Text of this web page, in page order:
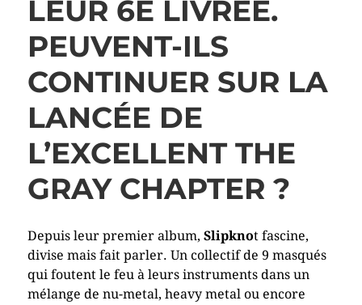
LEUR 6E LIVRÉE.
PEUVENT-ILS
CONTINUER SUR LA
LANCÉE DE
L’EXCELLENT THE
GRAY CHAPTER ?
Depuis leur premier album, Slipknot fascine,
divise mais fait parler. Un collectif de 9 masqués
qui foutent le feu à leurs instruments dans un
mélange de nu-metal, heavy metal ou encore